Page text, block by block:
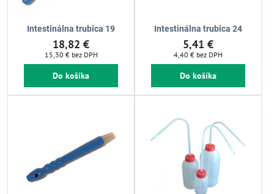
Intestinálna trubica 19
18,82 €
15,30 € bez DPH
Do košíka
Intestinálna trubica 24
5,41 €
4,40 € bez DPH
Do košíka